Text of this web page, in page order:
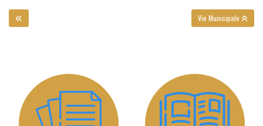
Vie Municipale